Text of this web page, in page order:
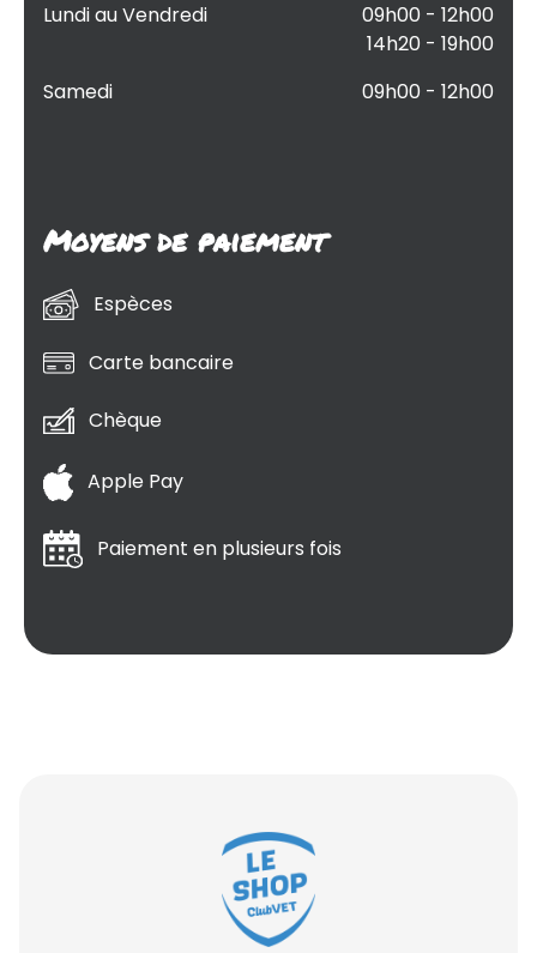
Lundi au Vendredi
09h00 - 12h00
14h20 - 19h00
Samedi
09h00 - 12h00
Moyens de paiement
Espèces
Carte bancaire
Chèque
Apple Pay
Paiement en plusieurs fois